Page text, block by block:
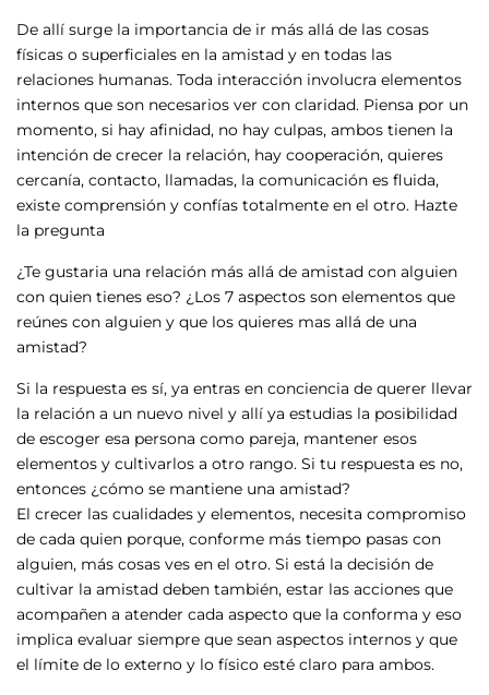
De allí surge la importancia de ir más allá de las cosas
físicas o superficiales en la amistad y en todas las
relaciones humanas. Toda interacción involucra elementos
internos que son necesarios ver con claridad. Piensa por un
momento, si hay afinidad, no hay culpas, ambos tienen la
intención de crecer la relación, hay cooperación, quieres
cercanía, contacto, llamadas, la comunicación es fluida,
existe comprensión y confías totalmente en el otro. Hazte
la pregunta
¿Te gustaria una relación más allá de amistad con alguien
con quien tienes eso? ¿Los 7 aspectos son elementos que
reúnes con alguien y que los quieres mas allá de una
amistad?
Si la respuesta es sí, ya entras en conciencia de querer llevar
la relación a un nuevo nivel y allí ya estudias la posibilidad
de escoger esa persona como pareja, mantener esos
elementos y cultivarlos a otro rango. Si tu respuesta es no,
entonces ¿cómo se mantiene una amistad?
El crecer las cualidades y elementos, necesita compromiso
de cada quien porque, conforme más tiempo pasas con
alguien, más cosas ves en el otro. Si está la decisión de
cultivar la amistad deben también, estar las acciones que
acompañen a atender cada aspecto que la conforma y eso
implica evaluar siempre que sean aspectos internos y que
el límite de lo externo y lo físico esté claro para ambos.